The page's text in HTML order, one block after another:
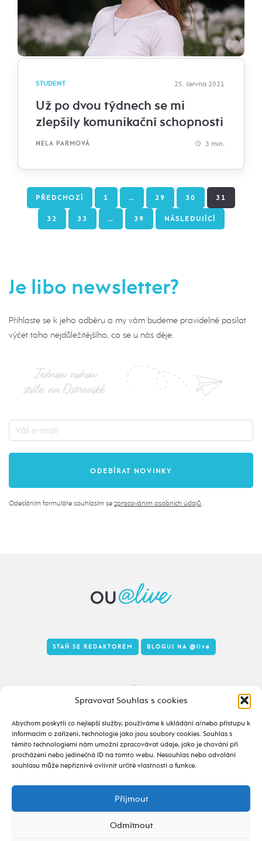
Spravovat Souhlas s cookies
Abychom poskytli co nejlepší služby, používáme k ukládání a/nebo přístupu k
informacím o zařízení, technologie jako jsou soubory cookies. Souhlas s
těmito technologiemi nám umožní zpracovávat údaje, jako je chování při
procházení nebo jedinečná ID na tomto webu. Nesouhlas nebo odvolání
souhlasu může nepříznivě ovlivnit určité vlastnosti a funkce.
Příjmout
Odmítnout
STUDENT 25. června 2021
Už po dvou týdnech se mi
zlepšily komunikační schopnosti
NELA PARMOVÁ 3 min.
PŘEDCHOZÍ 1 … 29 30 31
32 33 … 39 NÁSLEDUJÍCÍ
Je libo newsletter?
Přihlaste se k jeho odběru a my vám budeme pravidelně posílat
výčet toho nejdůležitějšího, co se u nás děje.
Jednou nohou
stále na Ostravské
Odesláním formuláře souhlasím se zpracováním osobních údajů
Tady to taky žije
alive.osu.cz- ISSN 2695-0022
design od
STAŇ SE REDAKTOREM BLOGUJ NA @live